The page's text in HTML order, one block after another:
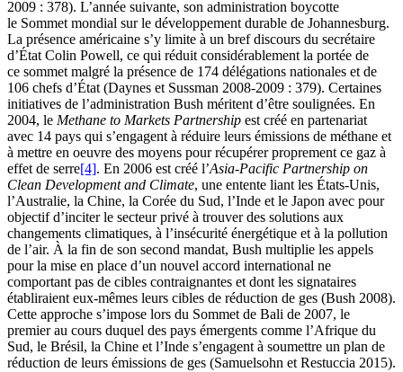
2009 : 378). L’année suivante, son administration boycotte
le Sommet mondial sur le développement durable de Johannesburg.
La présence américaine s’y limite à un bref discours du secrétaire
d’État Colin Powell, ce qui réduit considérablement la portée de
ce sommet malgré la présence de 174 délégations nationales et de
106 chefs d’État (Daynes et Sussman 2008-2009 : 379). Certaines
initiatives de l’administration Bush méritent d’être soulignées. En
2004, le Methane to Markets Partnership est créé en partenariat
avec 14 pays qui s’engagent à réduire leurs émissions de méthane et
à mettre en oeuvre des moyens pour récupérer proprement ce gaz à
effet de serre[4]. En 2006 est créé l’Asia-Pacific Partnership on
Clean Development and Climate, une entente liant les États-Unis,
l’Australie, la Chine, la Corée du Sud, l’Inde et le Japon avec pour
objectif d’inciter le secteur privé à trouver des solutions aux
changements climatiques, à l’insécurité énergétique et à la pollution
de l’air. À la fin de son second mandat, Bush multiplie les appels
pour la mise en place d’un nouvel accord international ne
comportant pas de cibles contraignantes et dont les signataires
établiraient eux-mêmes leurs cibles de réduction de ges (Bush 2008).
Cette approche s’impose lors du Sommet de Bali de 2007, le
premier au cours duquel des pays émergents comme l’Afrique du
Sud, le Brésil, la Chine et l’Inde s’engagent à soumettre un plan de
réduction de leurs émissions de ges (Samuelsohn et Restuccia 2015).